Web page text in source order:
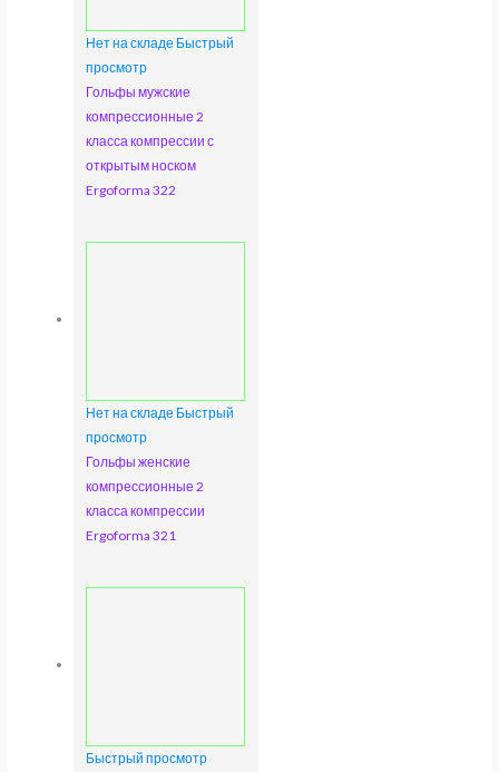
Нет на складе Быстрый
просмотр
Гольфы мужские
компрессионные 2
класса компрессии с
открытым носком
Ergoforma 322
Нет на складе Быстрый
просмотр
Гольфы женские
компрессионные 2
класса компрессии
Ergoforma 321
Быстрый просмотр